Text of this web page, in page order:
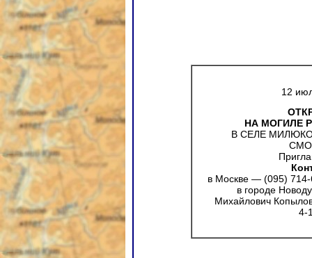
12
НА МОГИЛЕ
В СЕЛЕ
в Москве — (095)
в городе
Михайлович
4-